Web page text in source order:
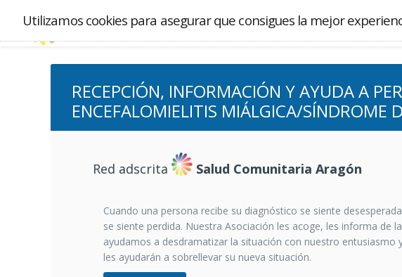
Utilizamos cookies para asegurar que consigues la mejor
RECEPCIÓN, INFORMACIÓN Y AYUDA A
ENCEFALOMIELITIS MIÁLGICA/SÍNDROME
Red adscrita Salud Comunitaria Aragón
Cuando una persona recibe su diagnóstico se siente
se siente perdida. Nuestra Asociación les acoge, les informa de
ayudamos a desdramatizar la situación con nuestro
les ayudarán a sobrellevar su nueva situación.